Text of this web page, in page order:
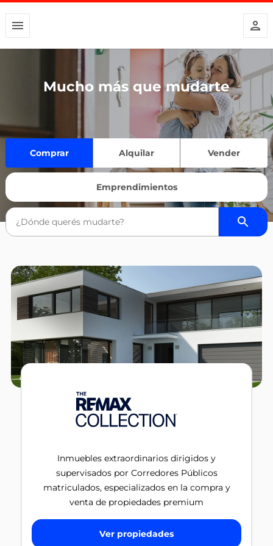
Mucho más que mudarte
Comprar Alquilar Vender
Emprendimientos
Inmuebles extraordinarios dirigidos y
supervisados por Corredores Públicos
matriculados, especializados en la compra y
venta de propiedades premium
Ver propiedades